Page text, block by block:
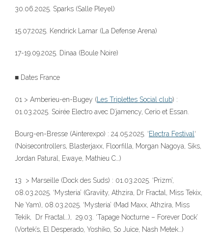
30.06.2025. Sparks (Salle Pleyel)
15.07.2025. Kendrick Lamar (La Defense Arena)
17-19.09.2025. Dinaa (Boule Noire)
■ Dates France
01 > Amberieu-en-Bugey ( Les Triplettes Social club) :
01.03.2025. Soirée Electro avec D’jamency, Cerio et Essan.
Bourg-en-Bresse (Ainterexpo) : 24.05.2025. ‘Electra Festival ‘
(Noisecontrollers, Blasterjaxx, Floorfilla, Morgan Nagoya, Siks,
Jordan Patural, Ewaye, Mathieu C…)
13 > Marseille (Dock des Suds) : 01.03.2025. ‘Prizm’,
08.03.2025. ‘Mysteria’ (Graviity, Athzira, Dr Fractal, Miss Tekix,
Ne Yam), 08.03.2025. ‘Mysteria’ (Mad Maxx, Athzira, Miss
Tekik, Dr Fractal…), 29.03. ‘Tapage Nocturne – Forever Dock’
(Vortek’s, El Desperado, Yoshiko, So Juice, Nash Metek…)
140